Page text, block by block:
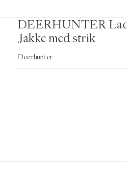
DEERHUNTER
Jakke med strik
Deerhunter